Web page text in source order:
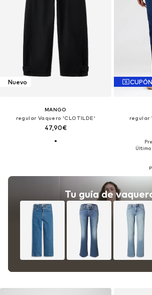
Nuevo
MANGO
regular Vaquero 'CLOTILDE'
47,90€
Tu guía de
CUPÓN
regular
Último